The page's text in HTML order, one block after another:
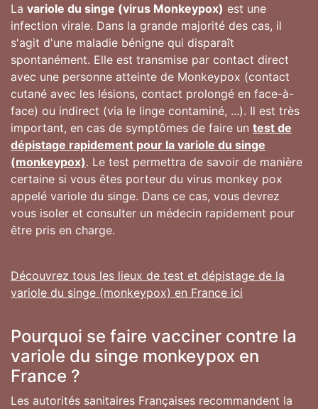
La variole du singe (virus Monkeypox) est une
infection virale. Dans la grande majorité des cas, il
s'agit d'une maladie bénigne qui disparaît
spontanément. Elle est transmise par contact direct
avec une personne atteinte de Monkeypox (contact
cutané avec les lésions, contact prolongé en face-à-
face) ou indirect (via le linge contaminé, ...). Il est très
important, en cas de symptômes de faire un test de
dépistage rapidement pour la variole du singe
(monkeypox). Le test permettra de savoir de manière
certaine si vous êtes porteur du virus monkey pox
appelé variole du singe. Dans ce cas, vous devrez
vous isoler et consulter un médecin rapidement pour
être pris en charge.
Découvrez tous les lieux de test et dépistage de la
variole du singe (monkeypox) en France ici
Pourquoi se faire vacciner contre la
variole du singe monkeypox en
France ?
Les autorités sanitaires Françaises recommandent la